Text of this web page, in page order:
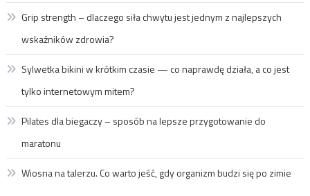
Grip strength – dlaczego siła chwytu jest jednym z najlepszych
wskaźników zdrowia?
Sylwetka bikini w krótkim czasie — co naprawdę działa, a co jest
tylko internetowym mitem?
Pilates dla biegaczy – sposób na lepsze przygotowanie do
maratonu
Wiosna na talerzu. Co warto jeść, gdy organizm budzi się po zimie